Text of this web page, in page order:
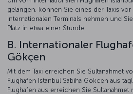
gelangen, können Sie eines der Taxis
internationalen Terminals nehmen und
Platz in etwa einer Stunde.
B. Internationaler
Gökçen
Mit dem Taxi erreichen Sie Sultanahmet
Flughafen Istanbul Sabiha Gokcen aus
Flughafen aus erreichen Sie Sultanahmet